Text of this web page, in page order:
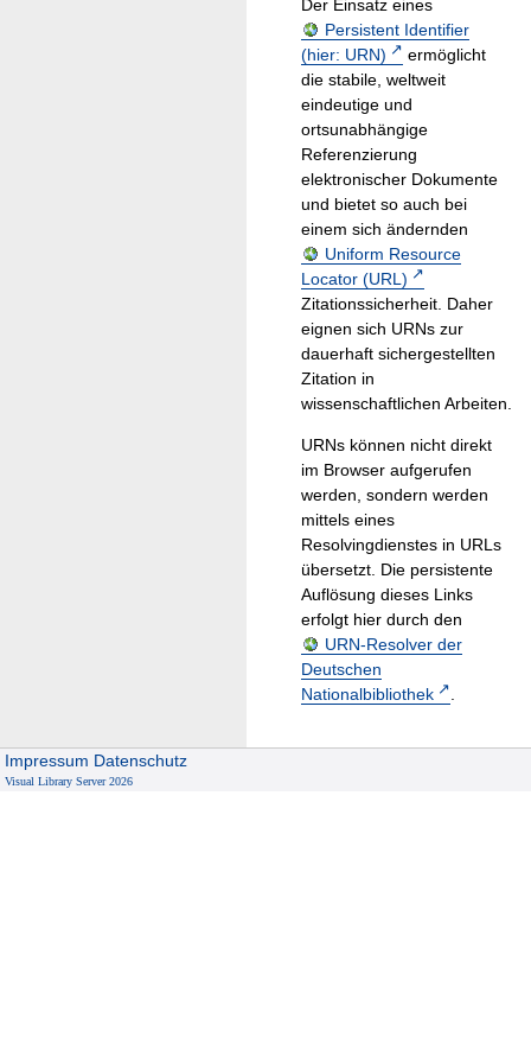
Der Einsatz eines
Persistent Identifier
(hier: URN)
ermöglicht
die stabile, weltweit
eindeutige und
ortsunabhängige
Referenzierung
elektronischer Dokumente
und bietet so auch bei
einem sich ändernden
Uniform Resource
Locator (URL)
Zitationssicherheit. Daher
eignen sich URNs zur
dauerhaft sichergestellten
Zitation in
wissenschaftlichen Arbeiten.
URNs können nicht direkt
im Browser aufgerufen
werden, sondern werden
mittels eines
Resolvingdienstes in URLs
übersetzt. Die persistente
Auflösung dieses Links
erfolgt hier durch den
URN-Resolver der
Deutschen
Nationalbibliothek
.
Impressum Datenschutz
Visual Library Server 2026